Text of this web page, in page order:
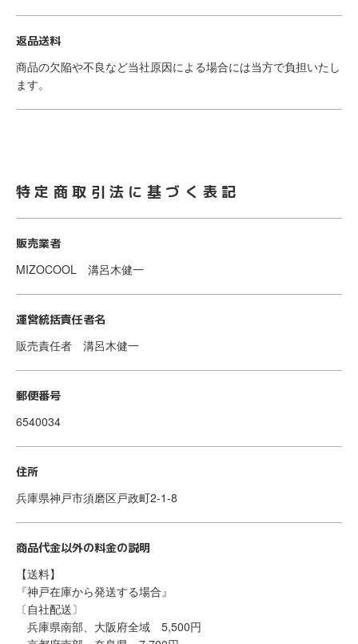
返品送料
商品の欠陥や不良など当社原因による場合には当方で負担いたし
ます。
特定商取引法に基づく表記
販売業者
MIZOCOOL 溝呂木健一
運営統括責任者名
販売責任者 溝呂木健一
郵便番号
6540034
住所
兵庫県神戸市須磨区戸政町2-1-8
商品代金以外の料金の説明
【送料】
『神戸在庫から発送する場合』
〔自社配送〕
兵庫県南部、大阪府全域 5,500円